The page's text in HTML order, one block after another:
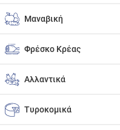
Μαναβική
Φρέσκο Κρέας
Αλλαντικά
Τυροκομικά